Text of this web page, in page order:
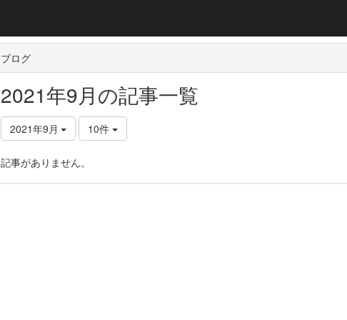
ブログ
2021年9月の記事一覧
2021年9月 10件
記事がありません。